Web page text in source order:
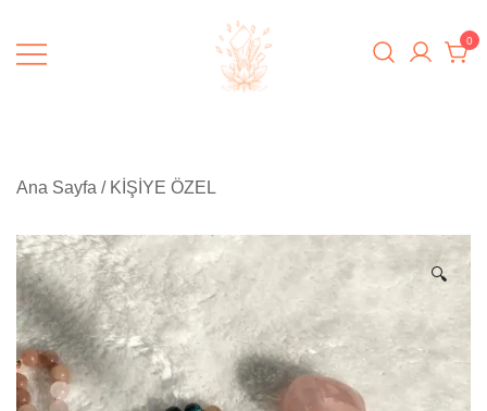
content
0
Ana Sayfa / KİŞİYE ÖZEL
🔍